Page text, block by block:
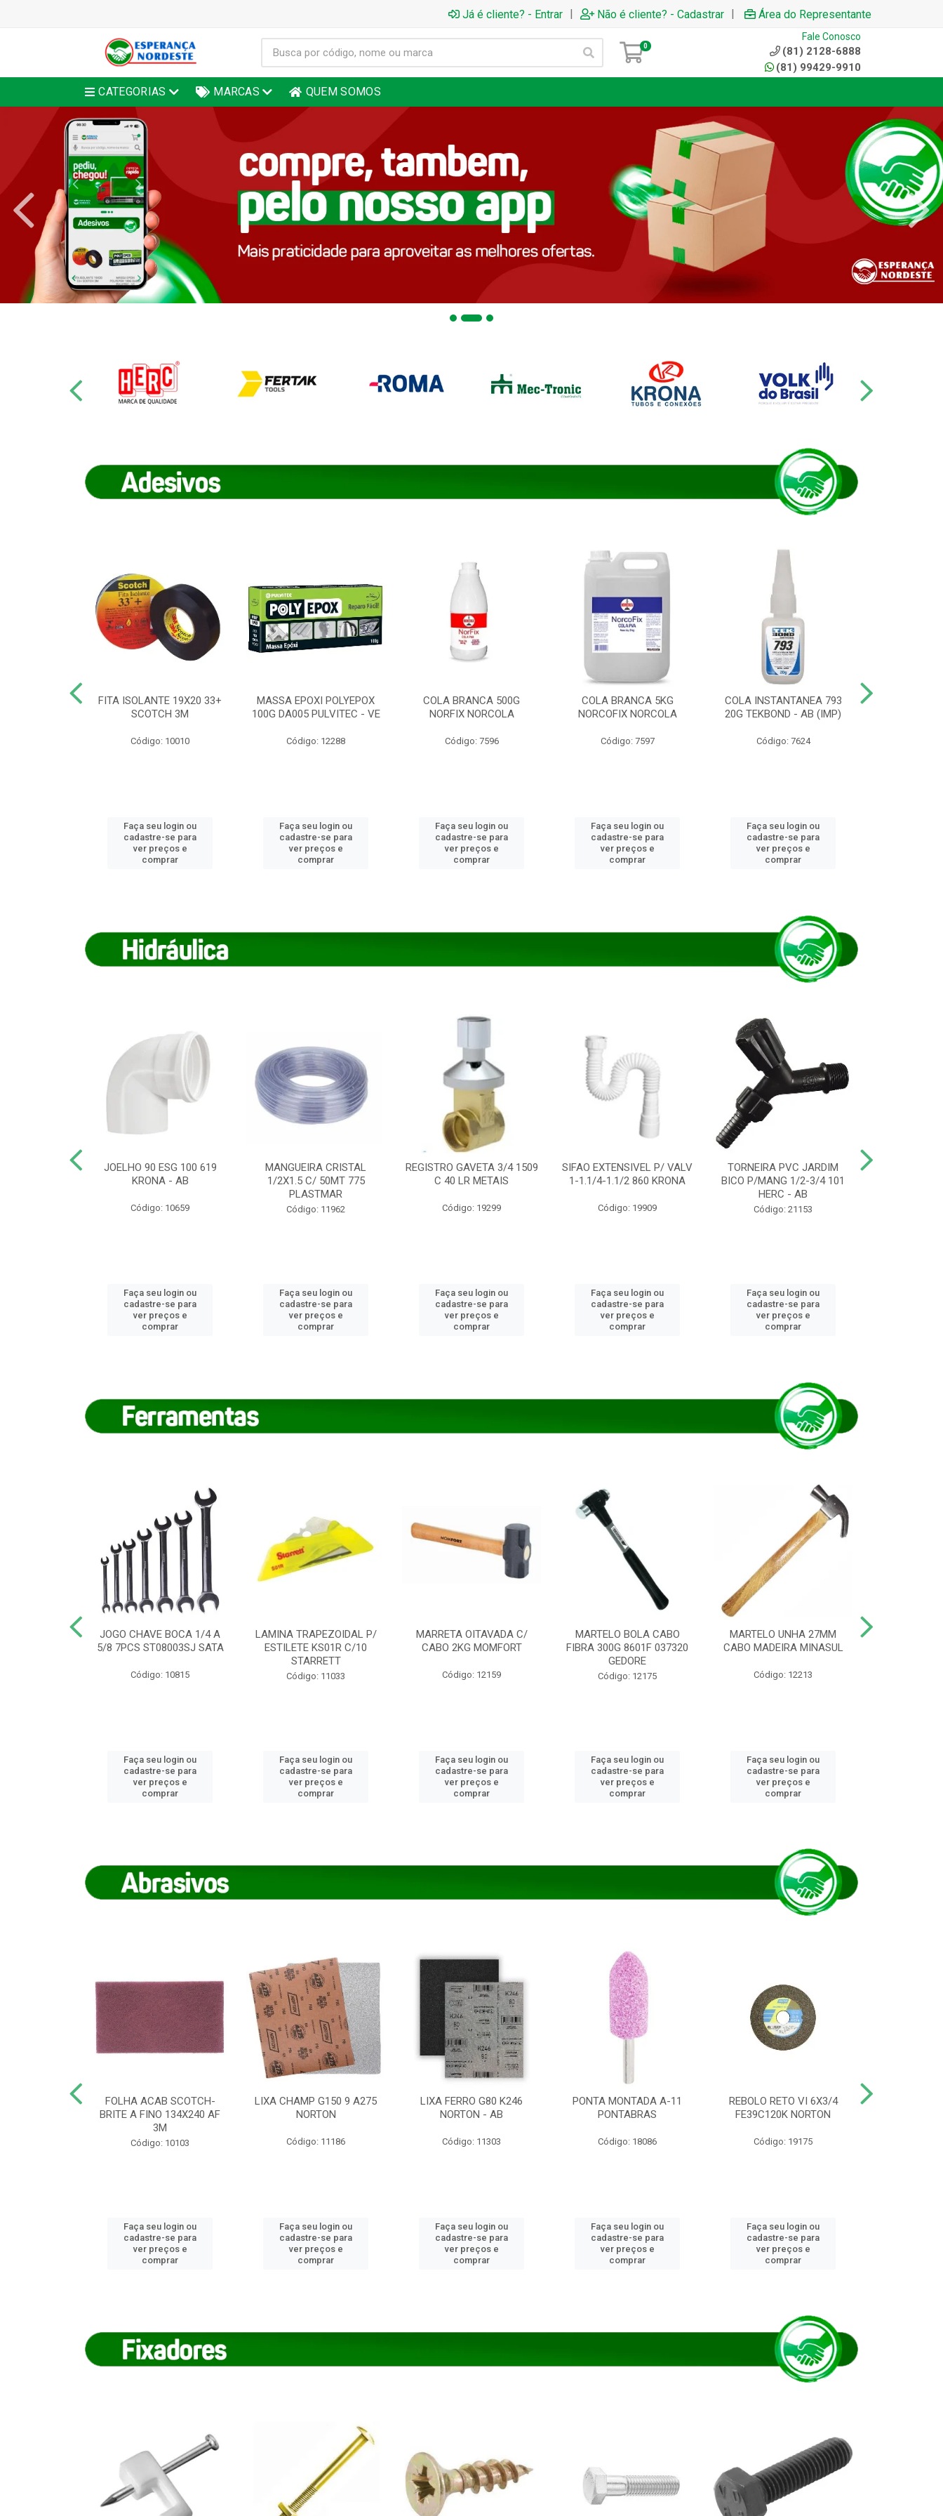
Já é cliente? - Entrar | Não é cliente? - Cadastrar | Área do Representante
0
Fale Conosco
(81) 2128-6888
(81) 99429-9910
CATEGORIAS MARCAS QUEM SOMOS
FITA ISOLANTE 19X20 33+
SCOTCH 3M
Código: 10010
Faça seu login ou
cadastre-se para
ver preços e
comprar
MASSA EPOXI POLYEPOX
100G DA005 PULVITEC - VE
Código: 12288
Faça seu login ou
cadastre-se para
ver preços e
comprar
COLA BRANCA 500G
NORFIX NORCOLA
Código: 7596
Faça seu login ou
cadastre-se para
ver preços e
comprar
COLA BRANCA 5KG
NORCOFIX NORCOLA
Código: 7597
Faça seu login ou
cadastre-se para
ver preços e
comprar
COLA INSTANTANEA 793
20G TEKBOND - AB (IMP)
Código: 7624
Faça seu login ou
cadastre-se para
ver preços e
comprar
JOELHO 90 ESG 100 619
KRONA - AB
Código: 10659
Faça seu login ou
cadastre-se para
ver preços e
comprar
MANGUEIRA CRISTAL
1/2X1.5 C/ 50MT 775
PLASTMAR
Código: 11962
Faça seu login ou
cadastre-se para
ver preços e
comprar
REGISTRO GAVETA 3/4 1509
C 40 LR METAIS
Código: 19299
Faça seu login ou
cadastre-se para
ver preços e
comprar
SIFAO EXTENSIVEL P/ VALV
1-1.1/4-1.1/2 860 KRONA
Código: 19909
Faça seu login ou
cadastre-se para
ver preços e
comprar
TORNEIRA PVC JARDIM
BICO P/MANG 1/2-3/4 101
HERC - AB
Código: 21153
Faça seu login ou
cadastre-se para
ver preços e
comprar
JOGO CHAVE BOCA 1/4 A
5/8 7PCS ST08003SJ SATA
Código: 10815
Faça seu login ou
cadastre-se para
ver preços e
comprar
LAMINA TRAPEZOIDAL P/
ESTILETE KS01R C/10
STARRETT
Código: 11033
Faça seu login ou
cadastre-se para
ver preços e
comprar
MARRETA OITAVADA C/
CABO 2KG MOMFORT
Código: 12159
Faça seu login ou
cadastre-se para
ver preços e
comprar
MARTELO BOLA CABO
FIBRA 300G 8601F 037320
GEDORE
Código: 12175
Faça seu login ou
cadastre-se para
ver preços e
comprar
MARTELO UNHA 27MM
CABO MADEIRA MINASUL
Código: 12213
Faça seu login ou
cadastre-se para
ver preços e
comprar
FOLHA ACAB SCOTCH-
BRITE A FINO 134X240 AF
3M
Código: 10103
Faça seu login ou
cadastre-se para
ver preços e
comprar
LIXA CHAMP G150 9 A275
NORTON
Código: 11186
Faça seu login ou
cadastre-se para
ver preços e
comprar
LIXA FERRO G80 K246
NORTON - AB
Código: 11303
Faça seu login ou
cadastre-se para
ver preços e
comprar
PONTA MONTADA A-11
PONTABRAS
Código: 18086
Faça seu login ou
cadastre-se para
ver preços e
comprar
REBOLO RETO VI 6X3/4
FE39C120K NORTON
Código: 19175
Faça seu login ou
cadastre-se para
ver preços e
comprar